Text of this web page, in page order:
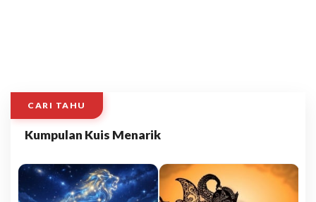
CARI TAHU
Kumpulan Kuis Menarik